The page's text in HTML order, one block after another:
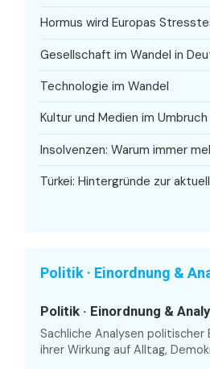
Hormus wird Europas
Gesellschaft im Wandel in
Technologie im Wandel
Kultur und Medien im Umbruch
Insolvenzen: Warum immer
Türkei: Hintergründe zur
Politik · Einordnung &
Politik · Einordnung &
Sachliche Analysen politischer
ihrer Wirkung auf Alltag,